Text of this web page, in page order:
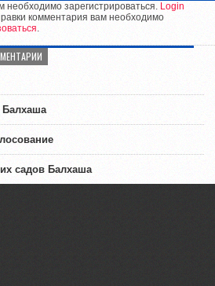
необходимо зарегистрироваться. Login
комментария вам необходимо
.
Балхаша
садов Балхаша